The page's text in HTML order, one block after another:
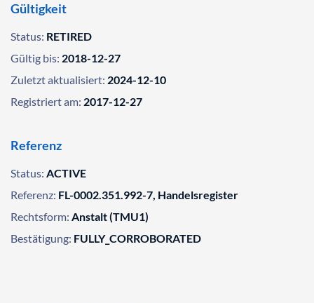
Gültigkeit
Status: RETIRED
Gültig bis: 2018-12-27
Zuletzt aktualisiert: 2024-12-10
Registriert am: 2017-12-27
Referenz
Status: ACTIVE
Referenz: FL-0002.351.992-7, Handelsregister
Rechtsform: Anstalt (TMU1)
Bestätigung: FULLY_CORROBORATED